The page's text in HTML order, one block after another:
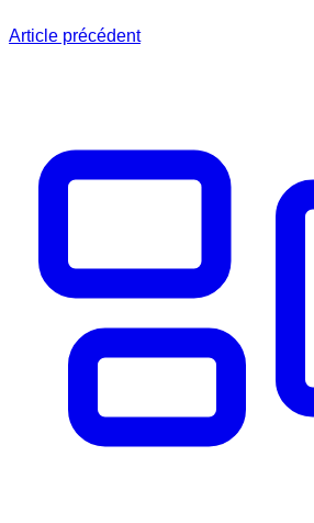
Article précédent